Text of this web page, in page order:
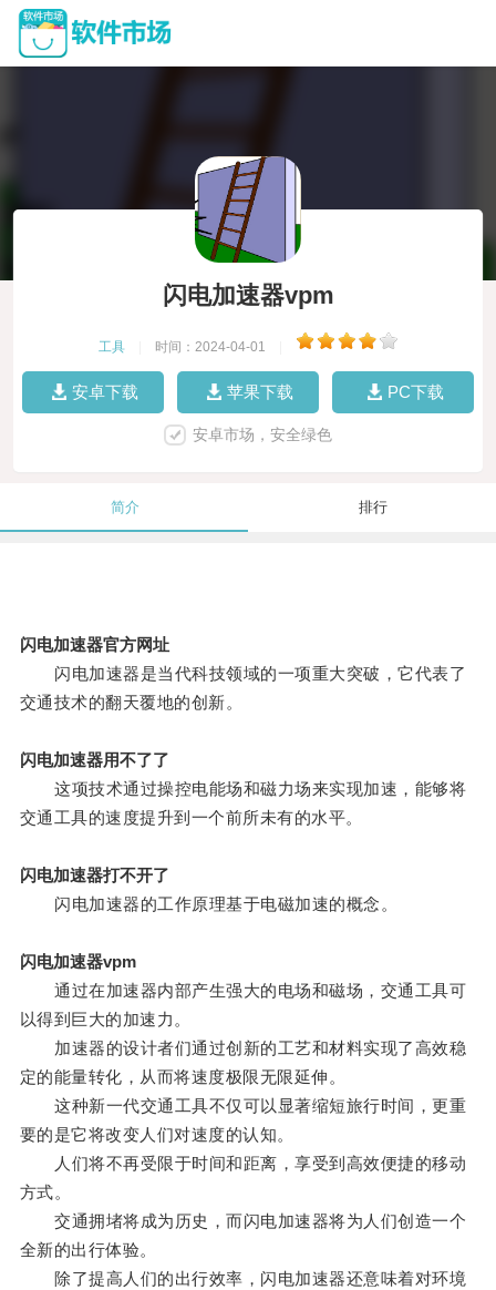
闪电加速器vpm
工具 时间：2024-04-01
安卓下载 苹果下载 PC下载
安卓市场，安全绿色
简介 排行
闪电加速器官方网址
闪电加速器是当代科技领域的一项重大突破，它代表了
交通技术的翻天覆地的创新。
闪电加速器用不了了
这项技术通过操控电能场和磁力场来实现加速，能够将
交通工具的速度提升到一个前所未有的水平。
闪电加速器打不开了
闪电加速器的工作原理基于电磁加速的概念。
闪电加速器vpm
通过在加速器内部产生强大的电场和磁场，交通工具可
以得到巨大的加速力。
加速器的设计者们通过创新的工艺和材料实现了高效稳
定的能量转化，从而将速度极限无限延伸。
这种新一代交通工具不仅可以显著缩短旅行时间，更重
要的是它将改变人们对速度的认知。
人们将不再受限于时间和距离，享受到高效便捷的移动
方式。
交通拥堵将成为历史，而闪电加速器将为人们创造一个
全新的出行体验。
除了提高人们的出行效率，闪电加速器还意味着对环境